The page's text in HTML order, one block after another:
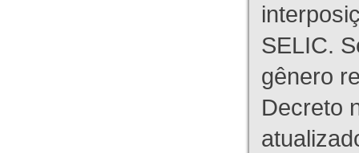
SELIC.
gênero
Decreto